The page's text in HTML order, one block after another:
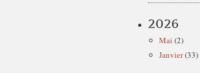
2026
Mai (2)
Janvier(33)